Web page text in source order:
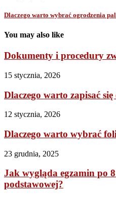
Dlaczego warto wybrać ogrodzenia
You may also like
Dokumenty i procedury
15 stycznia, 2026
Dlaczego warto zapisać
12 stycznia, 2026
Dlaczego warto wybrać
23 grudnia, 2025
Jak wygląda egzamin po 8
podstawowej?